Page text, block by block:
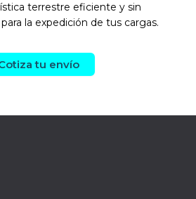
terrestre eficiente y sin
la expedición de tus cargas.
tu envío